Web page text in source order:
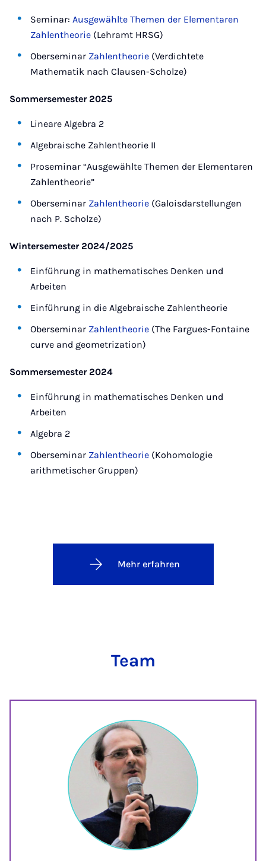
Seminar:Ausgewählte Themen der Elementaren
Zahlentheorie (Lehramt HRSG)
Oberseminar Zahlentheorie (Verdichtete
Mathematik nach Clausen-Scholze)
Sommersemester 2025
Lineare Algebra 2
Algebraische Zahlentheorie II
Proseminar “Ausgewählte Themen der Elementaren
Zahlentheorie”
Oberseminar Zahlentheorie (Galoisdarstellungen
nach P. Scholze)
Wintersemester 2024/2025
Einführung in mathematisches Denken und
Arbeiten
Einführung in die Algebraische Zahlentheorie
Oberseminar Zahlentheorie (The Fargues-Fontaine
curve and geometrization)
Sommersemester 2024
Einführung in mathematisches Denken und
Arbeiten
Algebra 2
Oberseminar Zahlentheorie (Kohomologie
arithmetischer Gruppen)
Mehr erfahren
Team